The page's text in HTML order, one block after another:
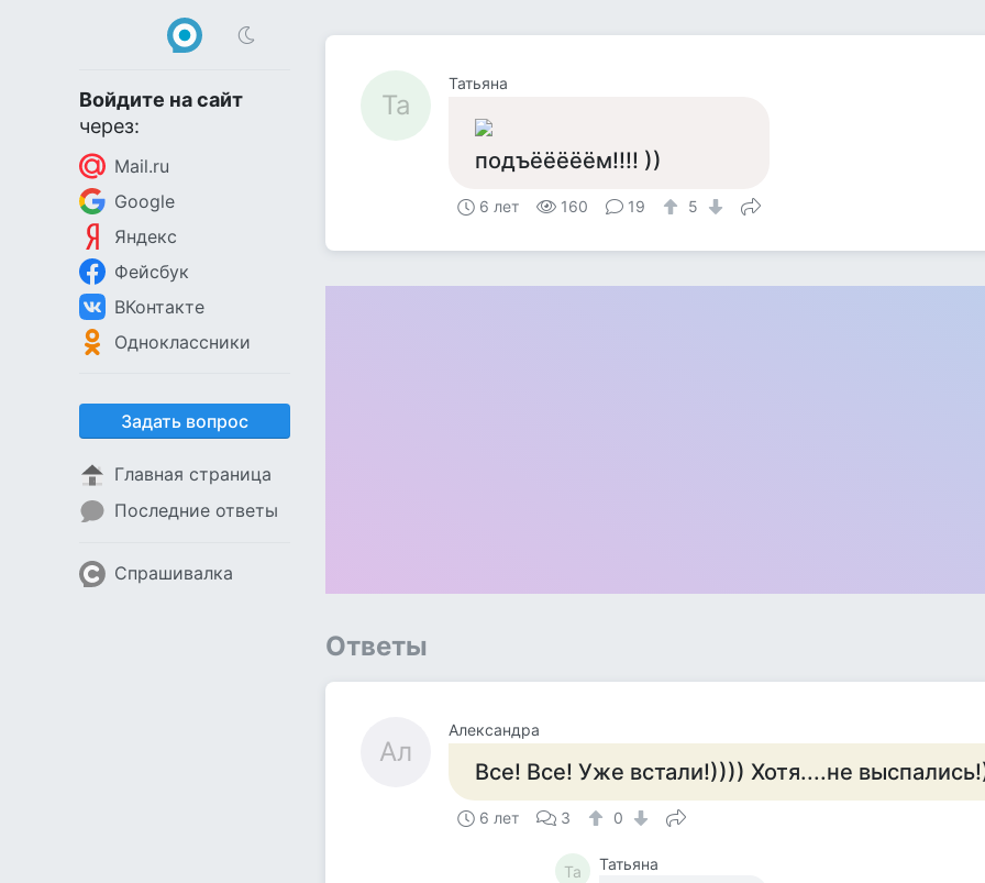
Войдите на сайт
через:
Mail.ru
Google
Яндекс
Фейсбук
ВКонтакте
Одноклассники
Задать вопрос
Главная страница
Последние ответы
Спрашивалка
Та
Татьяна
подъёёёёём!!!! ))
6 лет 160 19 5
Ответы
Ал
Александра
Все! Все! Уже встали!)))) Хотя....не
6 лет 3 0
Та Татьяна